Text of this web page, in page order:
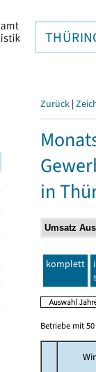
Zurück |
in
komplett
Betriebe mit